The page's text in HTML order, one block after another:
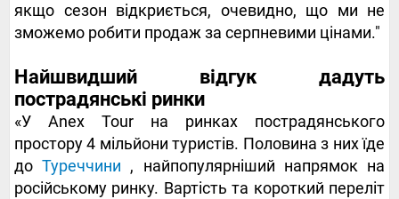
якщо сезон відкриється, очевидно, що ми не
зможемо робити продаж за серпневими цінами."
Найшвидший відгук дадуть
пострадянські ринки
«У Anex Tour на ринках пострадянського
простору 4 мільйони туристів. Половина з них їде
доТуреччини , найпопулярніший напрямок на
російському ринку. Вартість та короткий переліт